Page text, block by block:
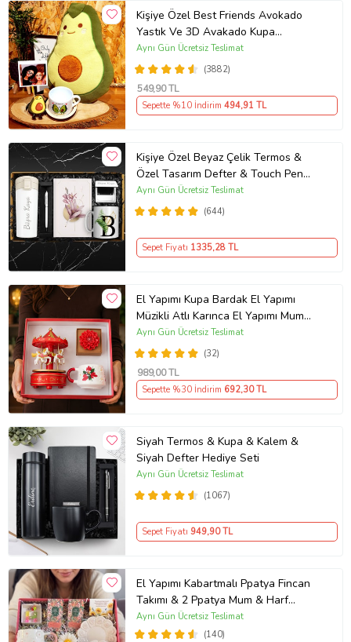
Kişiye Özel Best Friends Avokado
Yastık Ve 3D Avakado Kupa
Arkadaşa Hediye
(3882)
Aynı Gün Ücretsiz Teslimat
549,90 TL
Sepette %10 İndirim 494,91 TL
Kişiye Özel Beyaz Çelik Termos &
Özel Tasarım Defter & Touch Pen
Kalem & Kişiye Özel Cep Aynası &
Kişiye Özel Kupa Hediye Seti
(644)
Aynı Gün Ücretsiz Teslimat
Sepet Fiyatı 1335,28 TL
El Yapımı Kupa Bardak El Yapımı
Müzikli Atlı Karınca El Yapımı Mum
AYN34
(32)
Aynı Gün Ücretsiz Teslimat
989,00 TL
Sepette %30 İndirim 692,30 TL
Siyah Termos & Kupa & Kalem &
Siyah Defter Hediye Seti
(1067)
Aynı Gün Ücretsiz Teslimat
Sepet Fiyatı 949,90 TL
El Yapımı Kabartmalı Ppatya Fincan
Takımı & 2 Ppatya Mum & Harf
Anahtarlık & Kokulu Mendil Hediye
Seti-
(140)
Aynı Gün Ücretsiz Teslimat